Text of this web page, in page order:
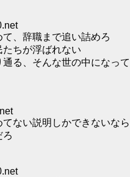
、辞職まで追い詰めろ
ちが浮ばれない
る、そんな世の中になって
ない説明しかできないなら
ろ